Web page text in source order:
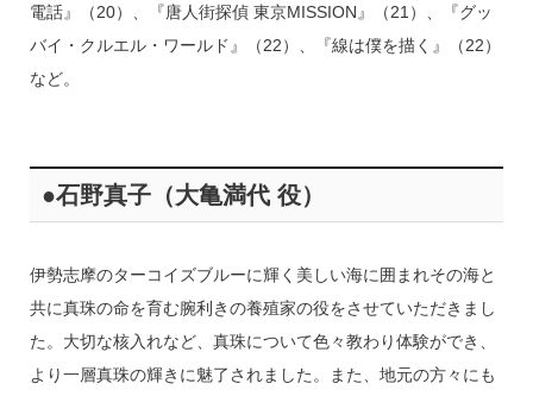
電話』（20）、『唐人街探偵 東京MISSION』（21）、『グッ
バイ・クルエル・ワールド』（22）、『線は僕を描く』（22）
など。
●石野真子（大亀満代 役）
伊勢志摩のターコイズブルーに輝く美しい海に囲まれその海と
共に真珠の命を育む腕利きの養殖家の役をさせていただきまし
た。大切な核入れなど、真珠について色々教わり体験ができ、
より一層真珠の輝きに魅了されました。また、地元の方々にも